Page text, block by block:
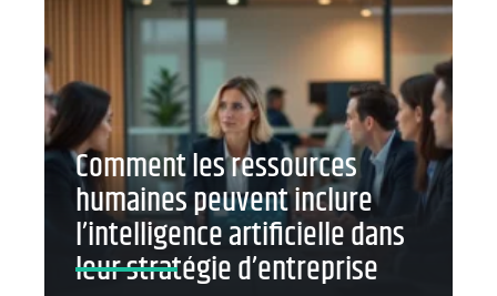
Comment les ressources
humaines peuvent inclure
l’intelligence artificielle dans
leur stratégie d’entreprise